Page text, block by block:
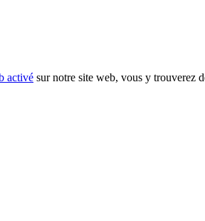
activé sur notre site web, vous y trouverez